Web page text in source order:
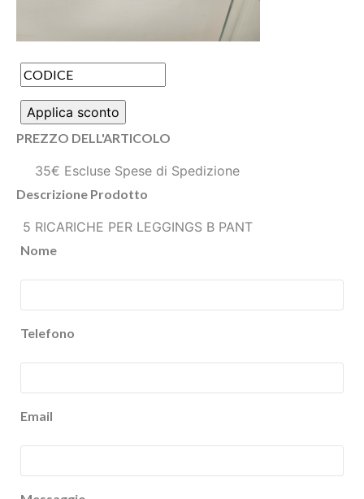
PREZZO DELL'ARTICOLO
35€ Escluse Spese di Spedizione
Descrizione Prodotto
5 RICARICHE PER LEGGINGS B PANT
Nome
Telefono
Email